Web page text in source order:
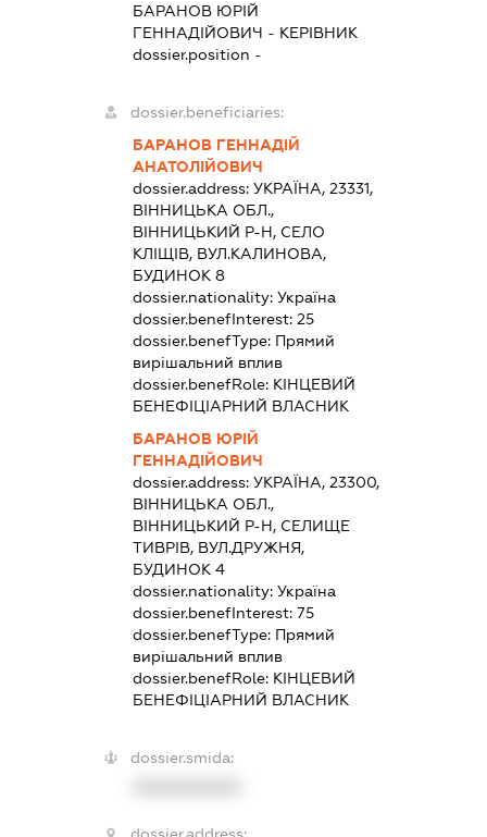
БАРАНОВ ЮРІЙ
ГЕННАДІЙОВИЧ - КЕРІВНИК
dossier.position -
dossier.beneficiaries:
БАРАНОВ ГЕННАДІЙ
АНАТОЛІЙОВИЧ
dossier.address: УКРАЇНА, 23331,
ВІННИЦЬКА ОБЛ.,
ВІННИЦЬКИЙ Р-Н, СЕЛО
КЛІЩІВ, ВУЛ.КАЛИНОВА,
БУДИНОК 8
dossier.nationality: Україна
dossier.benefInterest: 25
dossier.benefType: Прямий
вирішальний вплив
dossier.benefRole: КІНЦЕВИЙ
БЕНЕФІЦІАРНИЙ ВЛАСНИК
БАРАНОВ ЮРІЙ
ГЕННАДІЙОВИЧ
dossier.address: УКРАЇНА, 23300,
ВІННИЦЬКА ОБЛ.,
ВІННИЦЬКИЙ Р-Н, СЕЛИЩЕ
ТИВРІВ, ВУЛ.ДРУЖНЯ,
БУДИНОК 4
dossier.nationality: Україна
dossier.benefInterest: 75
dossier.benefType: Прямий
вирішальний вплив
dossier.benefRole: КІНЦЕВИЙ
БЕНЕФІЦІАРНИЙ ВЛАСНИК
dossier.smida:
dossier.address: